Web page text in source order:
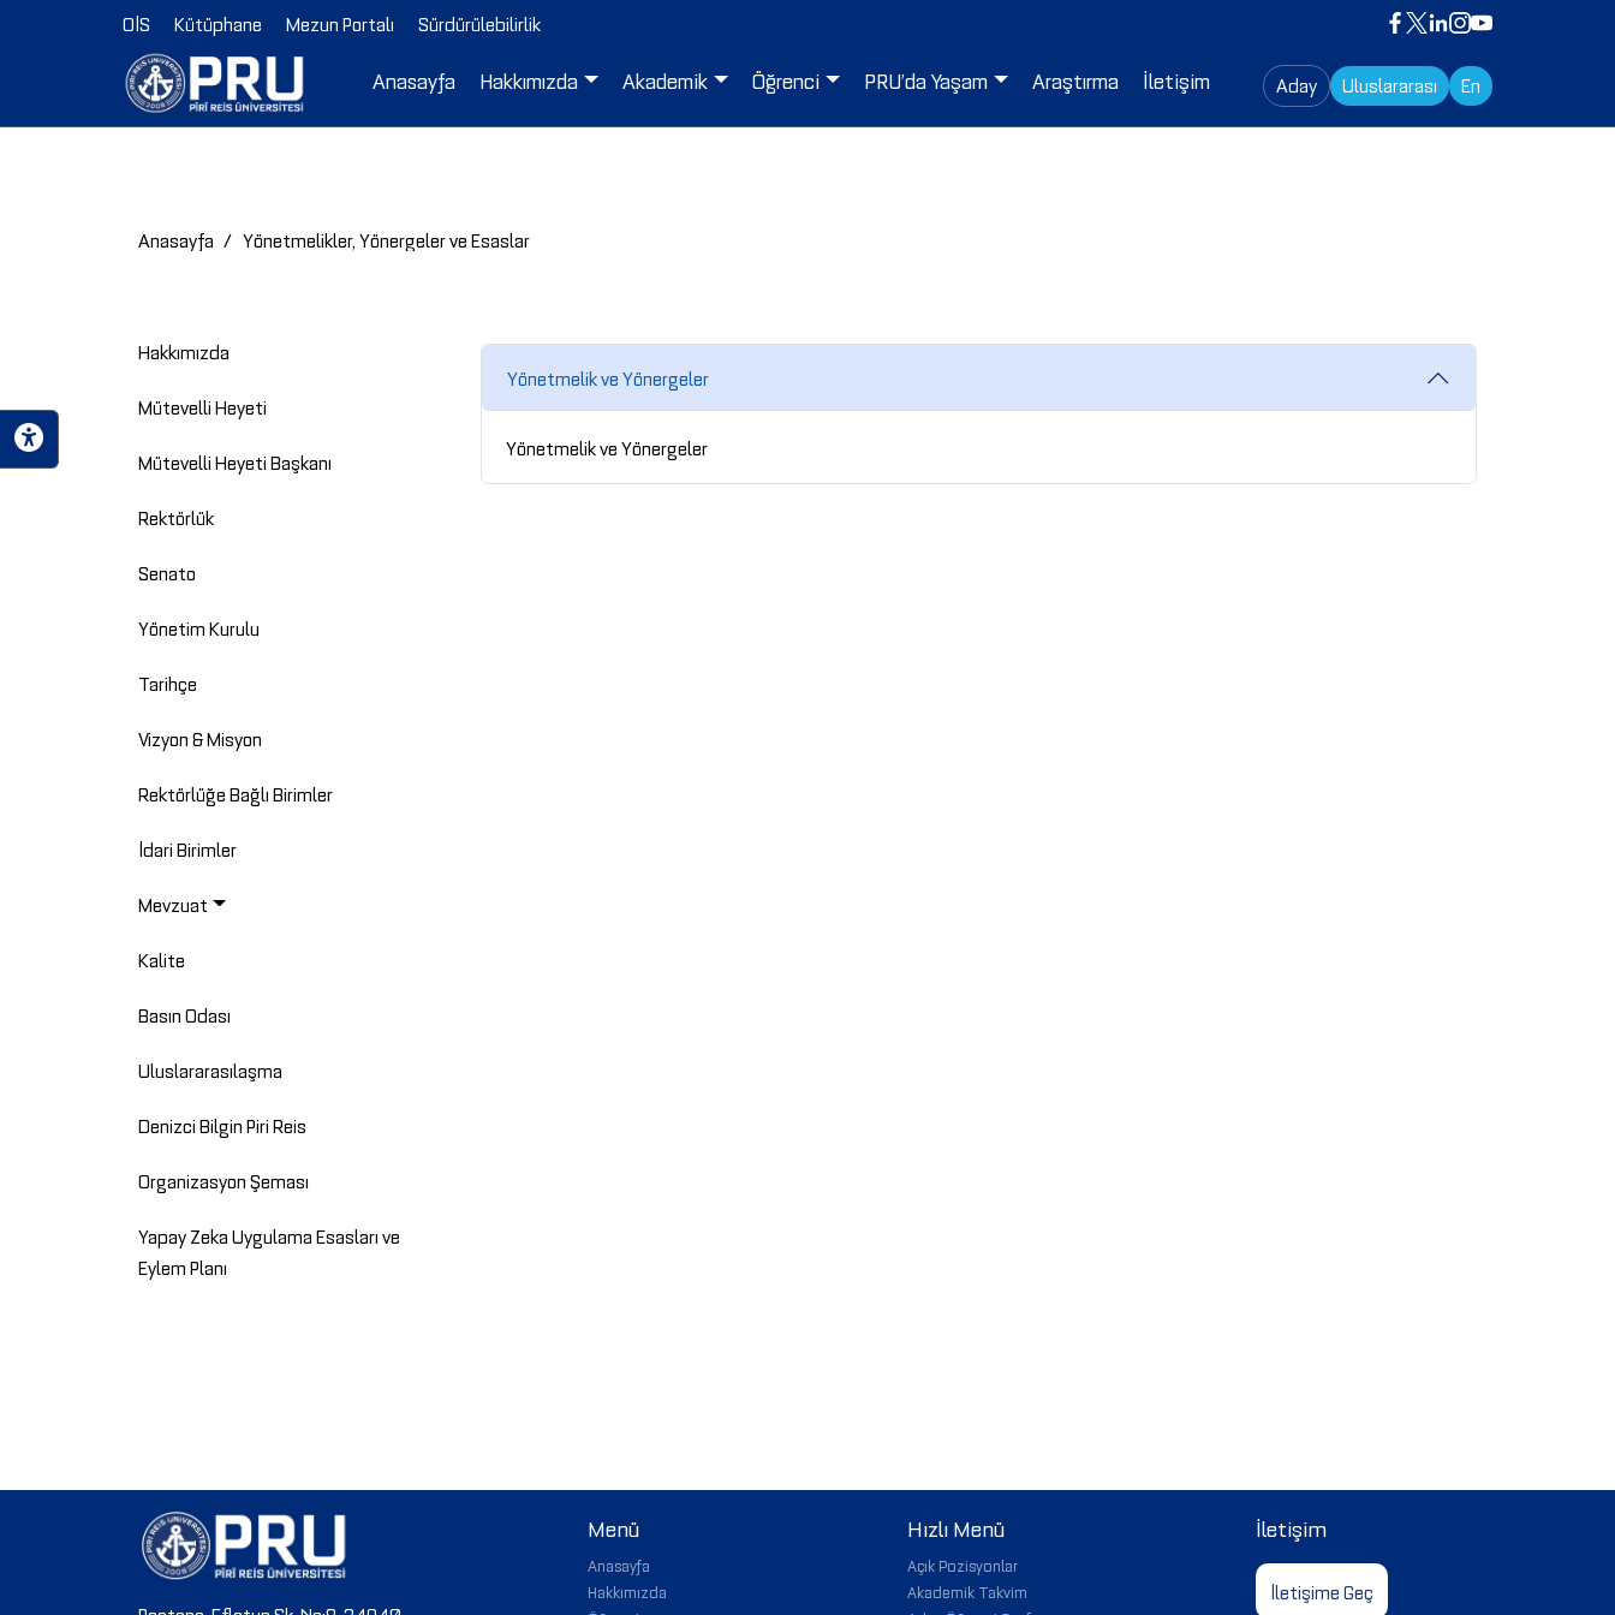
OİS Kütüphane Mezun Portalı Sürdürülebilirlik
Anasayfa Hakkımızda Akademik Öğrenci PRU’da Yaşam Araştırma İletişim Aday Uluslararası En
Anasayfa Yönetmelikler, Yönergeler ve Esaslar
Hakkımızda
Mütevelli Heyeti
Mütevelli Heyeti Başkanı
Rektörlük
Senato
Yönetim Kurulu
Tarihçe
Vizyon & Misyon
Rektörlüğe Bağlı Birimler
İdari Birimler
Mevzuat
Kalite
Basın Odası
Uluslararasılaşma
Denizci Bilgin Piri Reis
Organizasyon Şeması
Yapay Zeka Uygulama Esasları ve
Eylem Planı
Yönetmelik ve Yönergeler
Yönetmelik ve Yönergeler
Menü
Anasayfa
Hakkımızda
Hızlı Menü
Açık Pozisyonlar
Akademik Takvim
İletişim
İletişime Geç